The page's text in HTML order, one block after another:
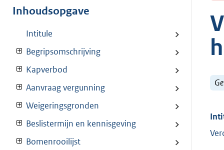
Inhoudsopgave
Intitule
Begripsomschrijving
Kapverbod
Aanvraag vergunning
Weigeringsgronden
Beslistermijn en kennisgeving
Bomenrooilijst